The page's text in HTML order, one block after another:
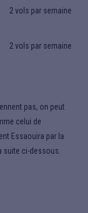
2 vols par semaine
2 vols par semaine
pas, on peut
celui de
Essaouira par la
suite ci-dessous.